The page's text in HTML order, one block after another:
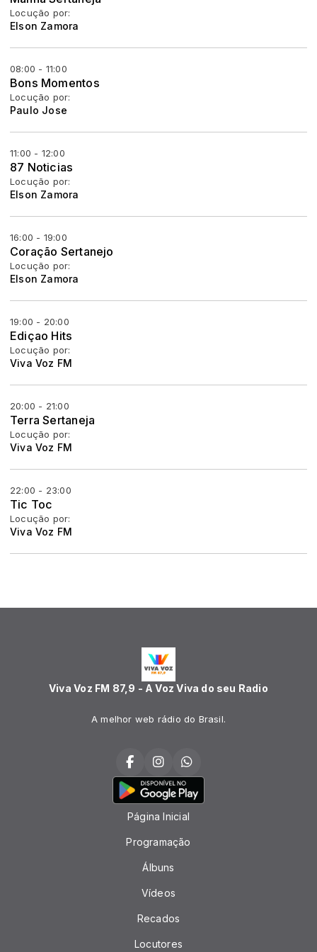
Locução por:
Elson Zamora
08:00 - 11:00
Bons Momentos
Locução por:
Paulo Jose
11:00 - 12:00
87 Noticias
Locução por:
Elson Zamora
16:00 - 19:00
Coração Sertanejo
Locução por:
Elson Zamora
19:00 - 20:00
Ediçao Hits
Locução por:
Viva Voz FM
20:00 - 21:00
Terra Sertaneja
Locução por:
Viva Voz FM
22:00 - 23:00
Tic Toc
Locução por:
Viva Voz FM
Viva Voz FM 87,9 - A Voz Viva do seu Radio
A melhor web rádio do Brasil.
Página Inicial
Programação
Álbuns
Vídeos
Recados
Locutores